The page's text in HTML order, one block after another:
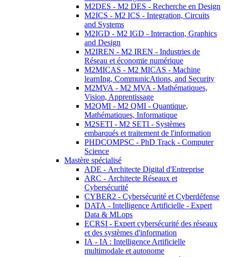
M2DES - M2 DES - Recherche en Design
M2ICS - M2 ICS - Integration, Circuits
and Systems
M2IGD - M2 IGD - Interaction, Graphics
and Design
M2IREN - M2 IREN - Industries de
Réseau et économie numérique
M2MICAS - M2 MICAS - Machine
learnIng, CommunicAtions, and Security
M2MVA - M2 MVA - Mathématiques,
Vision, Apprentissage
M2QMI - M2 QMI - Quantique,
Mathématiques, Informatique
M2SETI - M2 SETI - Systèmes
embarqués et traitement de l'information
PHDCOMPSC - PhD Track - Computer
Science
Mastère spécialisé
ADE - Architecte Digital d'Entreprise
ARC - Architecte Réseaux et
Cybersécurité
CYBER2 - Cybersécurité et Cyberdéfense
DATA - Intelligence Artificielle - Expert
Data & MLops
ECRSI - Expert cybersécurité des réseaux
et des systèmes d'information
IA - IA : Intelligence Artificielle
multimodale et autonome